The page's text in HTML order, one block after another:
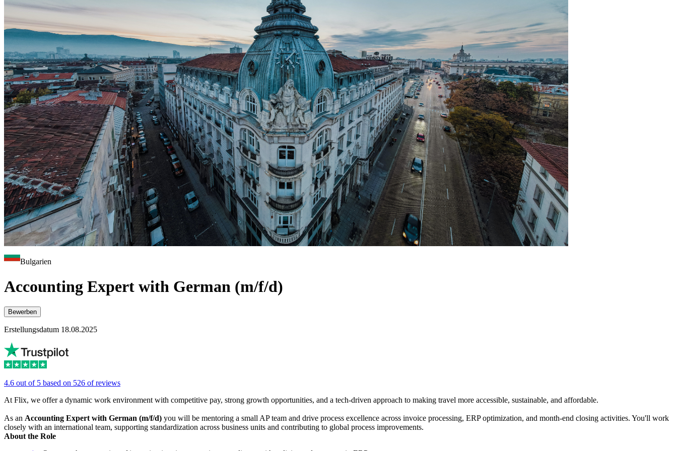
Bulgarien
Accounting Expert with German (m/f/d)
Bewerben
Erstellungsdatum 18.08.2025
4.6 out of 5 based on 526 of reviews
At Flix, we offer a dynamic work environment with competitive pay, strong growth opportunities, and a tech-driven approach to making travel more accessible, sustainable, and affordable.
As an Accounting Expert with German (m/f/d) you will be mentoring a small AP team and drive process excellence across invoice processing, ERP optimization, and month-end closing activities. You'll work
closely with an international team, supporting standardization across business units and contributing to global process improvements.
About the Role